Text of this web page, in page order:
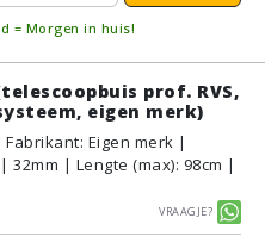
= Morgen in huis!
(telescoopbuis prof. RVS,
eigen merk)
Fabrikant: Eigen merk |
32mm | Lengte (max): 98cm |
Vraagje?